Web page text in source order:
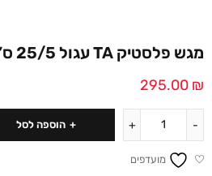
מגש פלסטיק TA עגול 25/5 ס”מ (50 במארז) זהב
295.00 ₪
הוספה לסל
מועדפים